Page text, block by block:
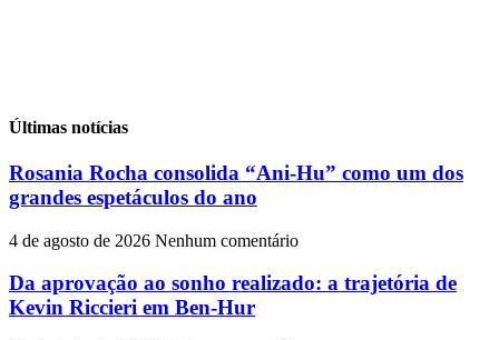
Últimas notícias
Rosania Rocha consolida “Ani-Hu” como um dos
grandes espetáculos do ano
4 de agosto de 2026 Nenhum comentário
Da aprovação ao sonho realizado: a trajetória de
Kevin Riccieri em Ben-Hur